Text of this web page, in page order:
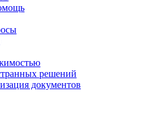
решений
документов